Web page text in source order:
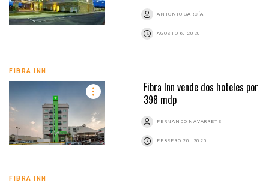
ANTONIO GARCÍA
AGOSTO 6, 2020
FIBRA INN
Fibra Inn vende dos hoteles por
398 mdp
FERNANDO NAVARRETE
FEBRERO 20, 2020
FIBRA INN